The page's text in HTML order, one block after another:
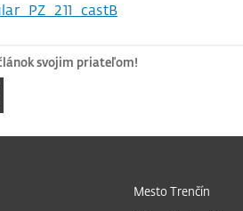
svojim priateľom!
Mesto Trenčín